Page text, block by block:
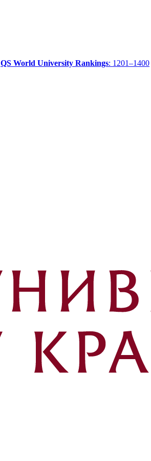
QS World University Rankings: 1201–1400